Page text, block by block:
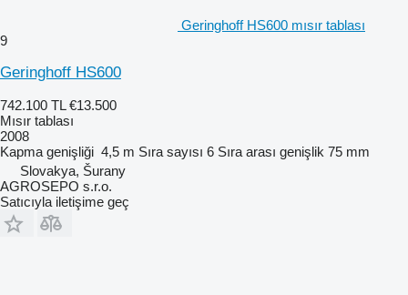
Geringhoff HS600 mısır tablası
9
Geringhoff HS600
742.100 TL €13.500
Mısır tablası
2008
Kapma genişliği 4,5 m Sıra sayısı 6 Sıra arası genişlik 75 mm
Slovakya, Šurany
AGROSEPO s.r.o.
Satıcıyla iletişime geç